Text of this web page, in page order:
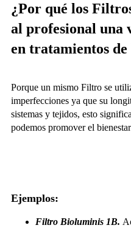
¿Por qué los
al profesional una
en tratamientos de
Porque un mismo Filtro se
imperfecciones ya que su
sistemas y tejidos, esto
podemos promover el
Ejemplos:
Filtro Bioluminis 1B.